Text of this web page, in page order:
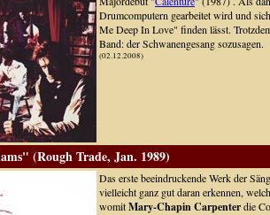
Drumcomputern gearbeitet wird und
Me Deep In Love" finden lässt.
Band: der Schwanengesang sozusagen.
(02.12.2008)
(Rough Trade, Jan. 1989)
Das erste beeindruckende Werk der
vielleicht ganz gut daran erkennen,
womitMary-Chapin Carpenterdie